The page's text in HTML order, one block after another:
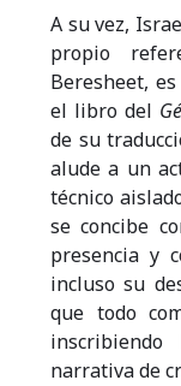
A su vez,
propio
Beresheet,
el libro del
de su
alude a un
técnico
se concibe
presencia y
incluso su
que todo
narrativa de